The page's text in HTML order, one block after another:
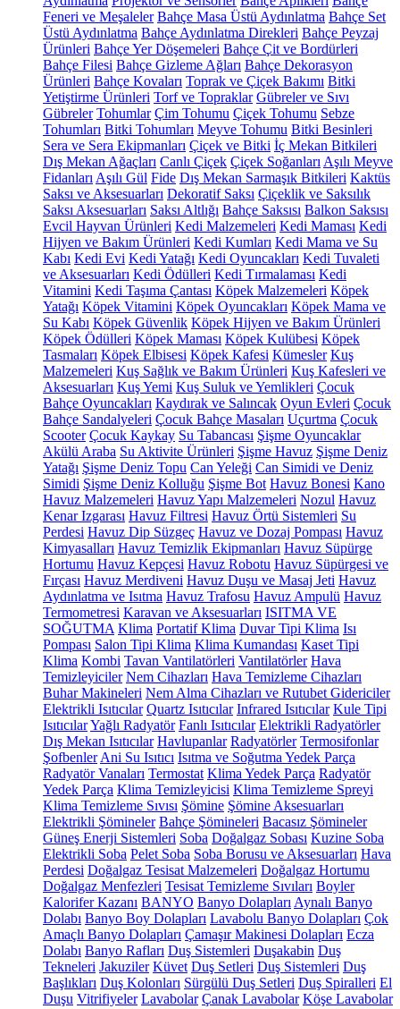
Feneri ve Meşaleler Bahçe Masa Üstü Aydınlatma Bahçe Set
Üstü Aydınlatma Bahçe Aydınlatma Direkleri Bahçe Peyzaj
Ürünleri Bahçe Yer Döşemeleri Bahçe Çit ve Bordürleri
Bahçe Filesi Bahçe Gizleme Ağları Bahçe Dekorasyon
Ürünleri Bahçe Kovaları Toprak ve Çiçek Bakımı Bitki
Yetiştirme Ürünleri Torf ve Topraklar Gübreler ve Sıvı
Gübreler Tohumlar Çim Tohumu Çiçek Tohumu Sebze
Tohumları Bitki Tohumları Meyve Tohumu Bitki Besinleri
Sera ve Sera Ekipmanları Çiçek ve Bitki İç Mekan Bitkileri
Dış Mekan Ağaçları Canlı Çiçek Çiçek Soğanları Aşılı Meyve
Fidanları Aşılı Gül Fide Dış Mekan Sarmaşık Bitkileri Kaktüs
Saksı ve Aksesuarları Dekoratif Saksı Çiçeklik ve Saksılık
Saksı Aksesuarları Saksı Altlığı Bahçe Saksısı Balkon Saksısı
Evcil Hayvan Ürünleri Kedi Malzemeleri Kedi Maması Kedi
Hijyen ve Bakım Ürünleri Kedi Kumları Kedi Mama ve Su
Kabı Kedi Evi Kedi Yatağı Kedi Oyuncakları Kedi Tuvaleti
ve Aksesuarları Kedi Ödülleri Kedi Tırmalaması Kedi
Vitamini Kedi Taşıma Çantası Köpek Malzemeleri Köpek
Yatağı Köpek Vitamini Köpek Oyuncakları Köpek Mama ve
Su Kabı Köpek Güvenlik Köpek Hijyen ve Bakım Ürünleri
Köpek Ödülleri Köpek Maması Köpek Kulübesi Köpek
Tasmaları Köpek Elbisesi Köpek Kafesi Kümesler Kuş
Malzemeleri Kuş Sağlık ve Bakım Ürünleri Kuş Kafesleri ve
Aksesuarları Kuş Yemi Kuş Suluk ve Yemlikleri Çocuk
Bahçe Oyuncakları Kaydırak ve Salıncak Oyun Evleri Çocuk
Bahçe Sandalyeleri Çocuk Bahçe Masaları Uçurtma Çocuk
Scooter Çocuk Kaykay Su Tabancası Şişme Oyuncaklar
Akülü Araba Su Aktivite Ürünleri Şişme Havuz Şişme Deniz
Yatağı Şişme Deniz Topu Can Yeleği Can Simidi ve Deniz
Simidi Şişme Deniz Kolluğu Şişme Bot Havuz Bonesi Kano
Havuz Malzemeleri Havuz Yapı Malzemeleri Nozul Havuz
Kenar Izgarası Havuz Filtresi Havuz Örtü Sistemleri Su
Perdesi Havuz Dip Süzgeç Havuz ve Dozaj Pompası Havuz
Kimyasalları Havuz Temizlik Ekipmanları Havuz Süpürge
Hortumu Havuz Kepçesi Havuz Robotu Havuz Süpürgesi ve
Fırçası Havuz Merdiveni Havuz Duşu ve Masaj Jeti Havuz
Aydınlatma ve Isıtma Havuz Trafosu Havuz Ampulü Havuz
Termometresi Karavan ve Aksesuarları ISITMA VE
SOĞUTMA Klima Portatif Klima Duvar Tipi Klima Isı
Pompası Salon Tipi Klima Klima Kumandası Kaset Tipi
Klima Kombi Tavan Vantilatörleri Vantilatörler Hava
Temizleyiciler Nem Cihazları Hava Temizleme Cihazları
Buhar Makineleri Nem Alma Cihazları ve Rutubet Gidericiler
Elektrikli Isıtıcılar Quartz Isıtıcılar Infrared Isıtıcılar Kule Tipi
IsıtıcılarYağlı Radyatör Fanlı Isıtıcılar Elektrikli Radyatörler
Dış Mekan Isıtıcılar Havlupanlar Radyatörler Termosifonlar
Şofbenler Ani Su Isıtıcı Isıtma ve Soğutma Yedek Parça
Radyatör Vanaları Termostat Klima Yedek Parça Radyatör
Yedek Parça Klima Temizleyicisi Klima Temizleme Spreyi
Klima Temizleme Sıvısı Şömine Şömine Aksesuarları
Elektrikli Şömineler Bahçe Şömineleri Bacasız Şömineler
Güneş Enerji Sistemleri Soba Doğalgaz Sobası Kuzine Soba
Elektrikli Soba Pelet Soba Soba Borusu ve Aksesuarları Hava
Perdesi Doğalgaz Tesisat Malzemeleri Doğalgaz Hortumu
Doğalgaz Menfezleri Tesisat Temizleme Sıvıları Boyler
Kalorifer Kazanı BANYO Banyo Dolapları Aynalı Banyo
Dolabı Banyo Boy Dolapları Lavabolu Banyo Dolapları Çok
Amaçlı Banyo Dolapları Çamaşır Makinesi Dolapları Ecza
Dolabı Banyo Rafları Duş Sistemleri Duşakabin Duş
Tekneleri Jakuziler Küvet Duş Setleri Duş Sistemleri Duş
Başlıkları Duş Kolonları Sürgülü Duş Setleri Duş Spiralleri El
Duşu Vitrifiyeler Lavabolar Çanak Lavabolar Köşe Lavabolar